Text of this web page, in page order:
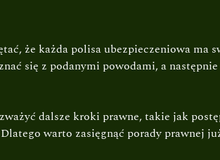
że każda polisa ubezpieczeniowa ma
się z podanymi powodami, a
dalsze kroki prawne, takie jak
warto zasięgnąć porady prawnej